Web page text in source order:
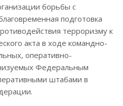
борьбы с
подготовка
терроризму к
акта в ходе командно-
оперативно-
Федеральным
штабами в